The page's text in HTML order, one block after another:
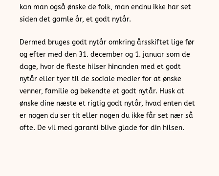
kan man også ønske de folk, man endnu ikke har set
siden det gamle år, et godt nytår.
Dermed bruges godt nytår omkring årsskiftet lige før
og efter med den 31. december og 1. januar som de
dage, hvor de fleste hilser hinanden med et godt
nytår eller tyer til de sociale medier for at ønske
venner, familie og bekendte et godt nytår. Husk at
ønske dine næste et rigtig godt nytår, hvad enten det
er nogen du ser tit eller nogen du ikke får set nær så
ofte. De vil med garanti blive glade for din hilsen.